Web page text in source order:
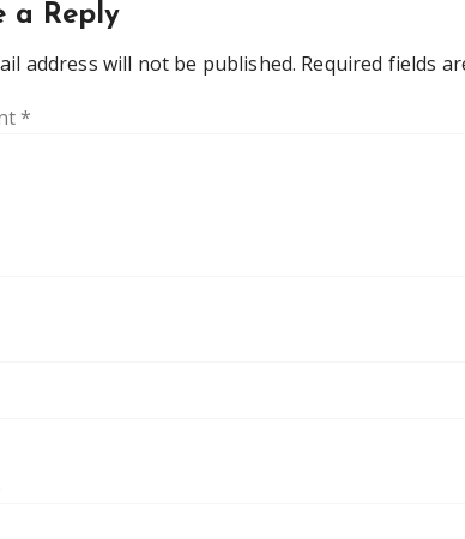
a Reply
address will not be published. Required fields
*